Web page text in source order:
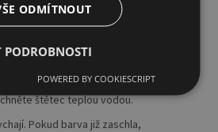
přírodní pojivo tzv. „arabská guma“.
štětce teplou vodou a vymyjte
štětec teplou vodou.
Pokud barva již zaschla,
ODMÍTNOUT
PODROBNOSTI
POWERED BY COOKIESCRIPT